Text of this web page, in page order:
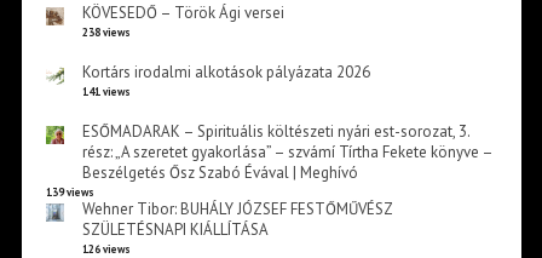
KÖVESEDŐ – Török Ági versei
238 views
Kortárs irodalmi alkotások pályázata 2026
141 views
ESŐMADARAK – Spirituális költészeti nyári est-sorozat, 3.
rész: „A szeretet gyakorlása” – szvámí Tírtha Fekete könyve –
Beszélgetés Ősz Szabó Évával | Meghívó
139 views
Wehner Tibor: BUHÁLY JÓZSEF FESTŐMŰVÉSZ
SZÜLETÉSNAPI KIÁLLÍTÁSA
126 views